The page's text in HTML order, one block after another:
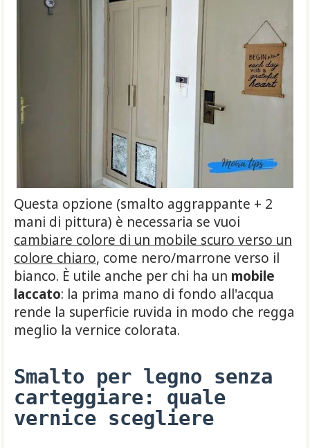
Questa opzione (smalto aggrappante + 2
mani di pittura) è necessaria se vuoi
cambiare colore di un mobile scuro verso un
colore chiaro, come nero/marrone verso il
bianco. È utile anche per chi ha un mobile
laccato: la prima mano di fondo all'acqua
rende la superficie ruvida in modo che regga
meglio la vernice colorata.
Smalto per legno senza
carteggiare: quale
vernice scegliere